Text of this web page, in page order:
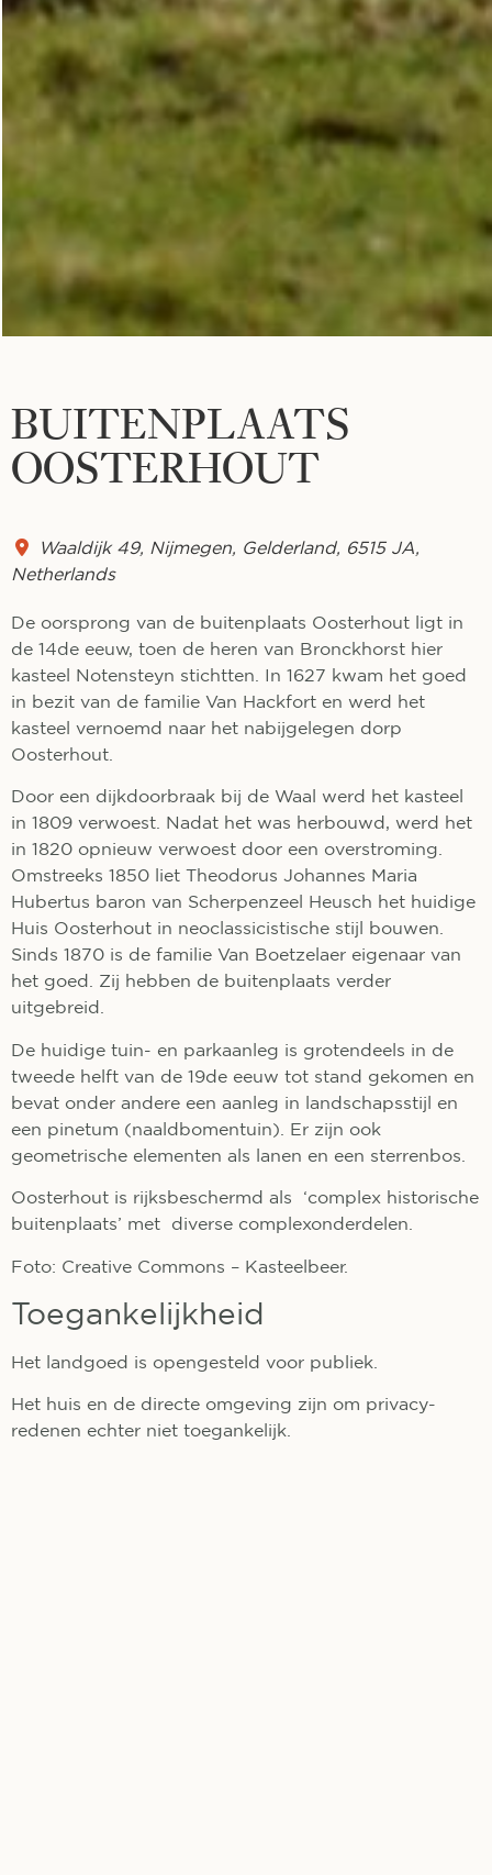
BUITENPLAATS
OOSTERHOUT
Waaldijk 49, Nijmegen, Gelderland, 6515 JA,
Netherlands
De oorsprong van de buitenplaats Oosterhout ligt in
de 14de eeuw, toen de heren van Bronckhorst hier
kasteel Notensteyn stichtten. In 1627 kwam het goed
in bezit van de familie Van Hackfort en werd het
kasteel vernoemd naar het nabijgelegen dorp
Oosterhout.
Door een dijkdoorbraak bij de Waal werd het kasteel
in 1809 verwoest. Nadat het was herbouwd, werd het
in 1820 opnieuw verwoest door een overstroming.
Omstreeks 1850 liet Theodorus Johannes Maria
Hubertus baron van Scherpenzeel Heusch het huidige
Huis Oosterhout in neoclassicistische stijl bouwen.
Sinds 1870 is de familie Van Boetzelaer eigenaar van
het goed. Zij hebben de buitenplaats verder
uitgebreid.
De huidige tuin- en parkaanleg is grotendeels in de
tweede helft van de 19de eeuw tot stand gekomen en
bevat onder andere een aanleg in landschapsstijl en
een pinetum (naaldbomentuin). Er zijn ook
geometrische elementen als lanen en een sterrenbos.
Oosterhout is rijksbeschermd als ‘complex historische
buitenplaats’ met diverse complexonderdelen.
Foto: Creative Commons – Kasteelbeer.
Toegankelijkheid
Het landgoed is opengesteld voor publiek.
Het huis en de directe omgeving zijn om privacy-
redenen echter niet toegankelijk.